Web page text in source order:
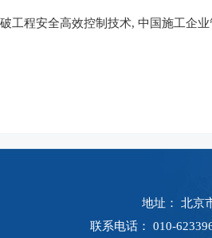
破工程安全高效控制技术, 中国施工企
地址： 北京
联系电话： 010-